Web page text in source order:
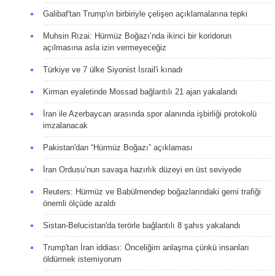
Galibaf'tan Trump'ın birbiriyle çelişen açıklamalarına tepki
Muhsin Rızai: Hürmüz Boğazı’nda ikinci bir koridorun
açılmasına asla izin vermeyeceğiz
Türkiye ve 7 ülke Siyonist İsrail'i kınadı
Kirman eyaletinde Mossad bağlantılı 21 ajan yakalandı
İran ile Azerbaycan arasında spor alanında işbirliği protokolü
imzalanacak
Pakistan'dan “Hürmüz Boğazı” açıklaması
İran Ordusu’nun savaşa hazırlık düzeyi en üst seviyede
Reuters: Hürmüz ve Babülmendep boğazlarındaki gemi trafiği
önemli ölçüde azaldı
Sistan-Belucistan'da terörle bağlantılı 8 şahıs yakalandı
Trump'tan İran iddiası: Önceliğim anlaşma çünkü insanları
öldürmek istemiyorum